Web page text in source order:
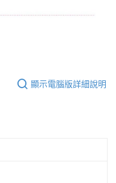
顯示電腦版詳細說明